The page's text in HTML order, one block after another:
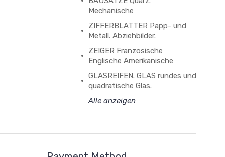
Mechanische
ZIFFERBLATTER Papp- und
Metall. Abziehbilder.
ZEIGER Franzosische
Englische Amerikanische
GLASREIFEN. GLAS rundes und
quadratische Glas.
Alle anzeigen